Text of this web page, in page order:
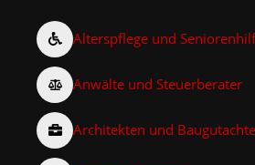
Alterspflege und
Anwälte und Steuerberater
Architekten und